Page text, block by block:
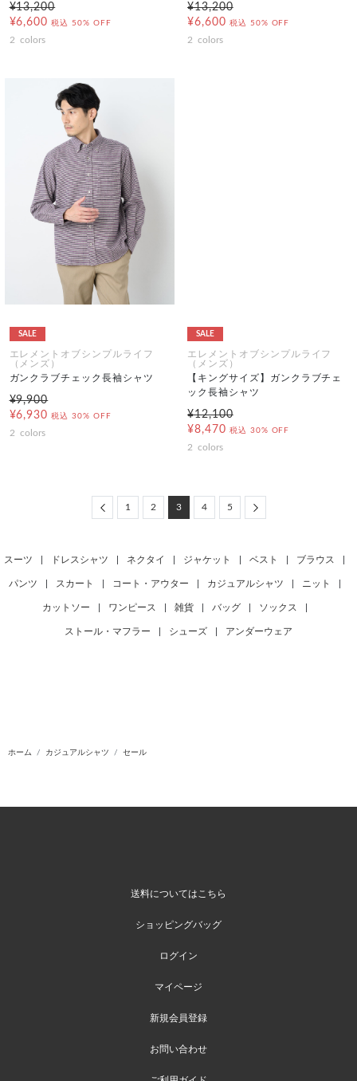
¥13,200
¥6,600 税込 50% OFF
2 colors
¥13,200
¥6,600 税込 50% OFF
2 colors
SALE
エレメントオブシンプルライフ
（メンズ）
ガンクラブチェック長袖シャツ
¥9,900
¥6,930 税込 30% OFF
2 colors
SALE
エレメントオブシンプルライフ
（メンズ）
【キングサイズ】ガンクラブチェ
ック長袖シャツ
¥12,100
¥8,470 税込 30% OFF
2 colors
Previous
1 2 3 4 5 Next
スーツ ドレスシャツ ネクタイ ジャケット ベスト ブラウス
パンツ スカート コート・アウター カジュアルシャツ ニット
カットソー ワンピース 雑貨 バッグ ソックス
ストール・マフラー シューズ アンダーウェア
ホーム カジュアルシャツ セール
送料についてはこちら
ショッピングバッグ
ログイン
マイページ
新規会員登録
お問い合わせ